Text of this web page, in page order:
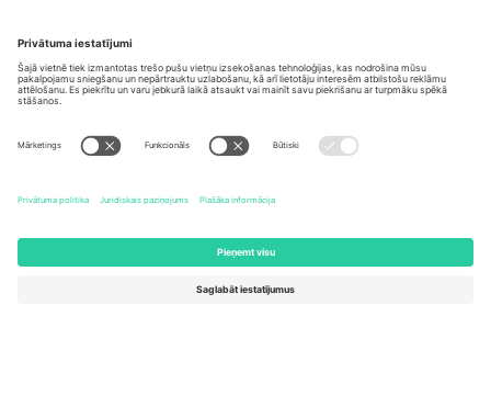
Germany
Unter den Linden 24, 10117
United Kingdom
167 City Road, London, Greater
Kingdom
United States
Newark, Delaware 19713, United
States
Switzerland
Engelberg, Switzerland